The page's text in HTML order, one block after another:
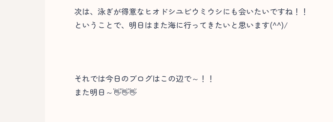
次は、泳ぎが得意なヒオドシユビウミウシにも会いたいですね！！
ということで、明日はまた海に行ってきたいと思います(^^)/
それでは今日のブログはこの辺で～！！
また明日～👋👋👋